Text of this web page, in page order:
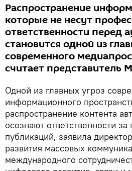
Распространение
которые не несут
ответственности перед
становится одной из
современного
считает представитель
Одной из главных угроз
информационного
распространение контента
осознают ответственности за
публикаций, заявила
развития массовых
международного